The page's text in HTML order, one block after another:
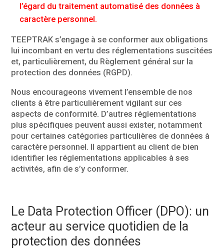
l’égard du traitement automatisé des données à
caractère personnel.
TEEPTRAK s’engage à se conformer aux obligations
lui incombant en vertu des réglementations suscitées
et, particulièrement, du Règlement général sur la
protection des données (RGPD).
Nous encourageons vivement l’ensemble de nos
clients à être particulièrement vigilant sur ces
aspects de conformité. D’autres réglementations
plus spécifiques peuvent aussi exister, notamment
pour certaines catégories particulières de données à
caractère personnel. Il appartient au client de bien
identifier les réglementations applicables à ses
activités, afin de s’y conformer.
Le Data Protection Officer (DPO): un
acteur au service quotidien de la
protection des données